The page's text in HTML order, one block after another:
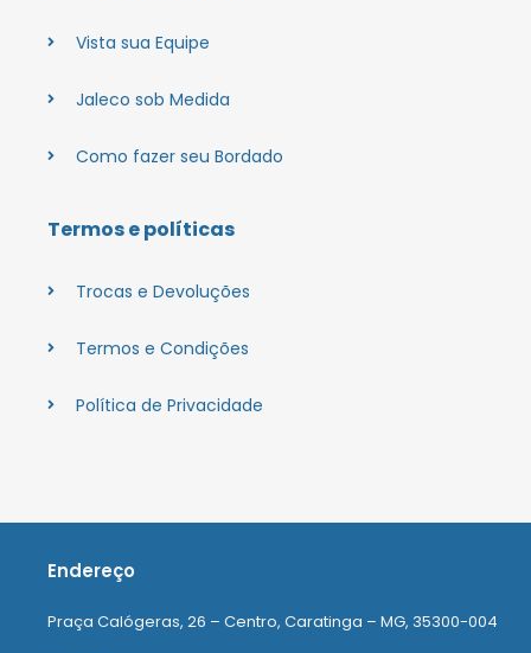
Vista sua Equipe
Jaleco sob Medida
Como fazer seu Bordado
Termos e políticas
Trocas e Devoluções
Termos e Condições
Política de Privacidade
Endereço
Praça Calógeras, 26 – Centro, Caratinga – MG, 35300-004